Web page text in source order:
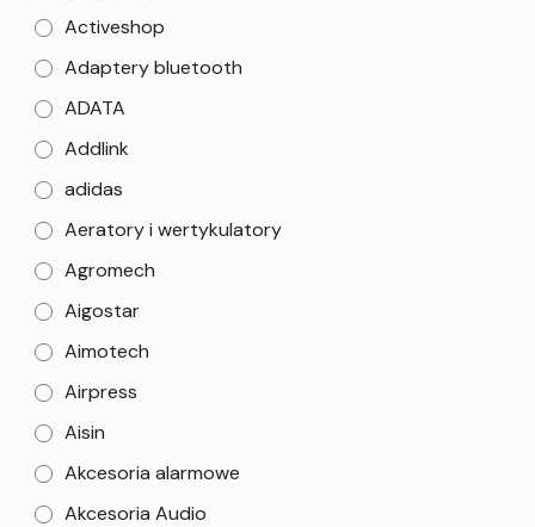
Activeshop
Adaptery bluetooth
ADATA
Addlink
adidas
Aeratory i wertykulatory
Agromech
Aigostar
Aimotech
Airpress
Aisin
Akcesoria alarmowe
Akcesoria Audio